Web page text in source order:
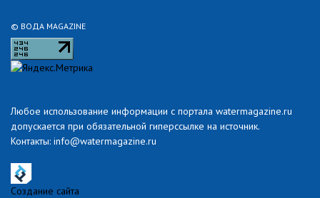
© ВОДА MAGAZINE
Любое использование информации с портала watermagazine.ru
допускается при обязательной гиперссылке на источник.
Контакты: info@watermagazine.ru
Создание сайта